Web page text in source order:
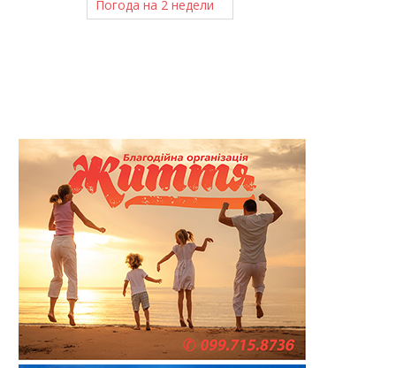
Погода на 2 недели